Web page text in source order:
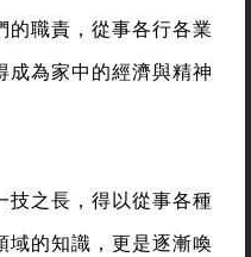
的職責，從事各行各業
成為家中的經濟與精神
技之長，得以從事各種
域的知識，更是逐漸喚